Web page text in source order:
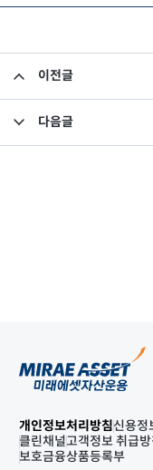
이전글
다음글
개인정보처리방침신용정
클린채널고객정보 취급방
보호금융상품등록부